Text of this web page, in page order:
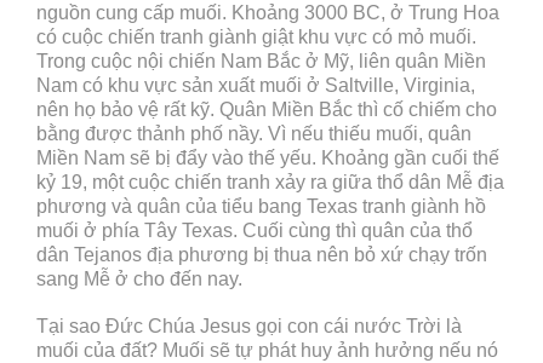
nguồn cung cấp muối. Khoảng 3000 BC, ở Trung Hoa
có cuộc chiến tranh giành giật khu vực có mỏ muối.
Trong cuộc nội chiến Nam Bắc ở Mỹ, liên quân Miền
Nam có khu vực sản xuất muối ở Saltville, Virginia,
nên họ bảo vệ rất kỹ. Quân Miền Bắc thì cố chiếm cho
bằng được thảnh phố nầy. Vì nếu thiếu muối, quân
Miền Nam sẽ bị đẩy vào thế yếu. Khoảng gần cuối thế
kỷ 19, một cuộc chiến tranh xảy ra giữa thổ dân Mễ địa
phương và quân của tiểu bang Texas tranh giành hồ
muối ở phía Tây Texas. Cuối cùng thì quân của thổ
dân Tejanos địa phương bị thua nên bỏ xứ chạy trốn
sang Mễ ở cho đến nay.
Tại sao Đức Chúa Jesus gọi con cái nước Trời là
muối của đất? Muối sẽ tự phát huy ảnh hưởng nếu nó